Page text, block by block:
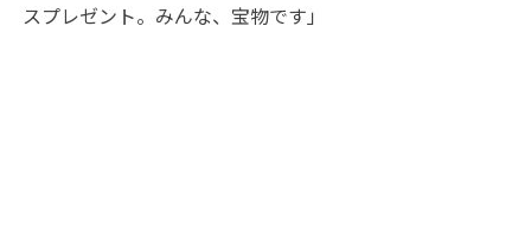
スプレゼント。みんな、宝物です」